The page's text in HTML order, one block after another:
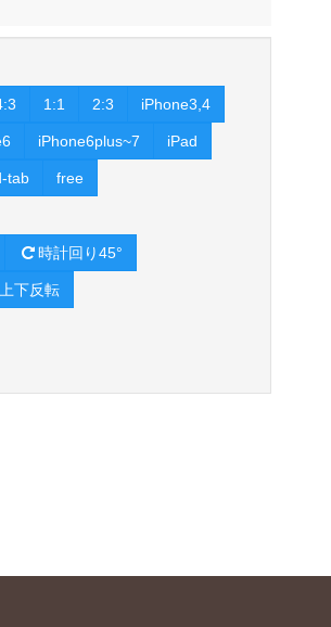
1:1 2:3 iPhone3,4
iPhone6plus~7 iPad
tab free
時計回り45°
上下反転